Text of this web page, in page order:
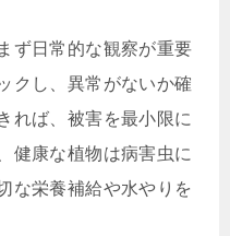
ず日常的な観察が重要
クし、異常がないか確
れば、被害を最小限に
健康な植物は病害虫に
な栄養補給や水やりを